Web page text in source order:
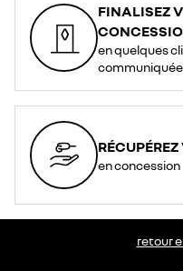
FINALISEZ
en quelques
en concession
retour